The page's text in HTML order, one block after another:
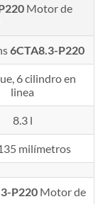
Motor de
6CTA8.3-P220
6 cilindro en
linea
8.3 l
milímetros
P220 Motor de